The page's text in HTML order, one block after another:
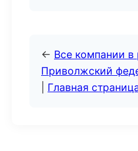
← Все компании в
Приволжский
Главная